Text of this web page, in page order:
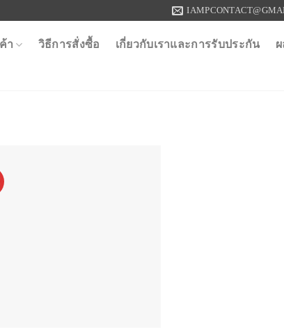
า วิธีการสั่งซื้อ เกี่ยวกับเราและการรับประกัน